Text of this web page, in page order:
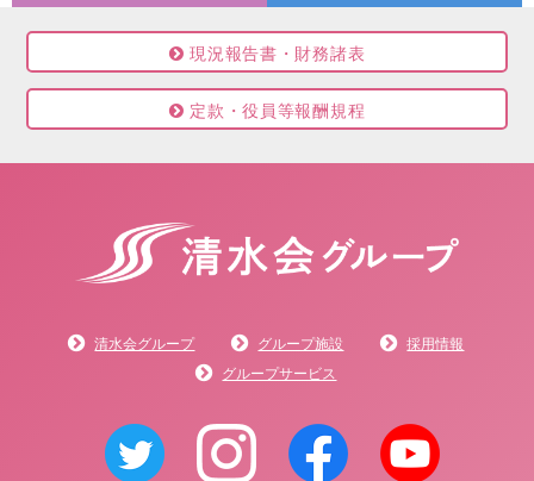
現況報告書・財務諸表
定款・役員等報酬規程
清水会グループ グループ施設
採用情報
グループサービス